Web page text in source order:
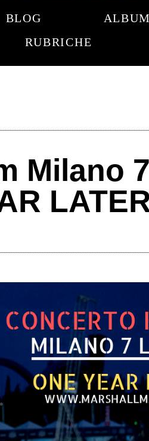
BLOG
RUBRICHE
Milano